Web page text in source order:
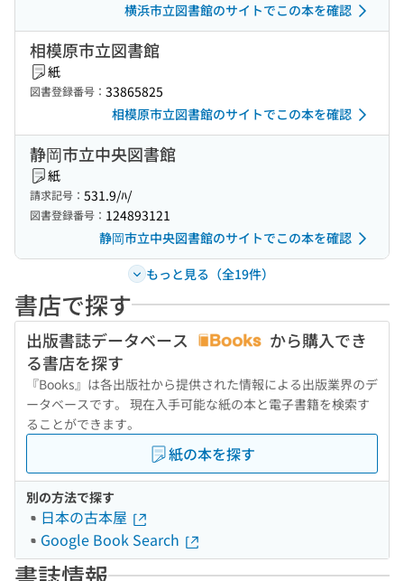
横浜市立図書館のサイトでこの本を確認
相模原市立図書館
紙
図書登録番号： 33865825
相模原市立図書館のサイトでこの本を確認
静岡市立中央図書館
紙
請求記号： 531.9/ﾊ/
図書登録番号： 124893121
静岡市立中央図書館のサイトでこの本を確認
もっと見る（全19件）
書店で探す
出版書誌データベース
から購入でき
る書店を探す
『Books』は各出版社から提供された情報による出版業界のデ
ータベースです。 現在入手可能な紙の本と電子書籍を検索す
ることができます。
紙の本を探す
別の方法で探す
日本の古本屋
Google Book Search